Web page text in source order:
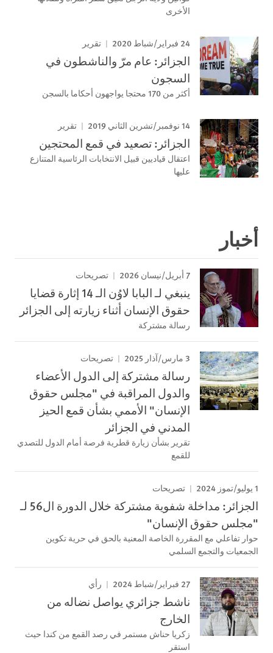
الأخرى
24 فبراير/شباط 2020 تقرير
الجزائر: عام مرّ والناشطون في
السجون
أكثر من 170 محتجا يواجهون أحكاما بالسجن
14 نوفمبر/تشرين الثاني 2019 تقرير
الجزائر: تصعيد في قمع المحتجين
اعتقال قياديين قبيل الانتخابات الرئاسية المتنازع
عليها
أخبار
7 أبريل/نيسان 2026 تصريحات
ينبغي لـ البابا لاوُن الـ 14 إثارة قضايا
حقوق الإنسان أثناء زيارته إلى الجزائر
رسالة مشتركة
3 مارس/آذار 2025 تصريحات
رسالة مشتركة إلى الدول الأعضاء
والدول المراقبة في "مجلس حقوق
الإنسان" الأممي بشأن قمع الحيز
المدني في الجزائر
تقرير بشأن زيارة قطرية فرصة أمام الدول للتصدي
للقمع
1 يوليو/تموز 2024 تصريحات
الجزائر: مداخلة شفوية مشتركة خلال الدورة ال56 لـ
"مجلس حقوق الإنسان"
حوار تفاعلي مع المقررة الخاصة المعنية بالحق في حرية تكوين
الجمعيات والتجمع السلمي
27 فبراير/شباط 2024 رأي
ناشط جزائري يواصل نضاله من
الخارج
زكريا حناش مستمر في رصد القمع من كندا حيث
استقر